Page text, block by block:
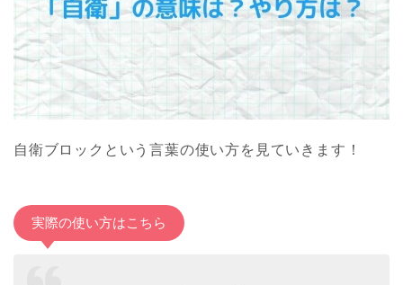
自衛ブロックという言葉の使い方を見ていきます！
実際の使い方はこちら